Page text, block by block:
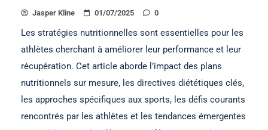
Jasper Kline 01/07/2025 0
Les stratégies nutritionnelles sont essentielles pour les
athlètes cherchant à améliorer leur performance et leur
récupération. Cet article aborde l’impact des plans
nutritionnels sur mesure, les directives diététiques clés,
les approches spécifiques aux sports, les défis courants
rencontrés par les athlètes et les tendances émergentes